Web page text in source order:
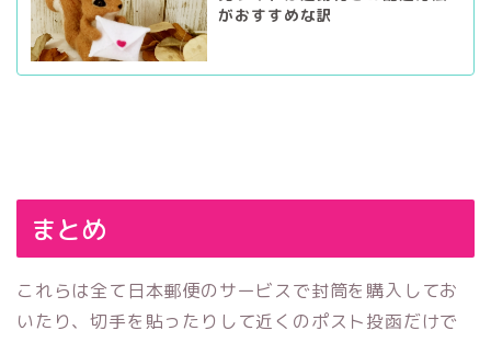
がおすすめな訳
まとめ
これらは全て日本郵便のサービスで封筒を購入してお
いたり、切手を貼ったりして近くのポスト投函だけで